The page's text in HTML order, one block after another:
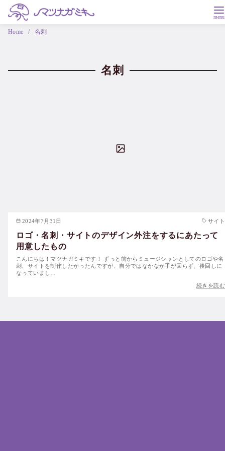
Home 名刺
名刺
2024年7月31日 サイト
ロゴ・名刺・サイトのデザイン外注をするにあたって
用意したもの
こんにちは！マツナガミキです！ ずっと前からミュージシャンとしてのロゴや名
刺、サイトを制作したかったんですが、自分ではなかなか手が回らず、後回しに
なっていまし…
続きを読む